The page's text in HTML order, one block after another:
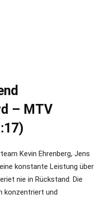
– MTV
Kevin Ehrenberg, Jens
konstante Leistung über
nie in Rückstand. Die
konzentriert und